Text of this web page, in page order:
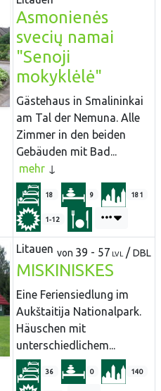
Asmonienės
svecių namai
"Senoji
mokyklėlė"
Gästehaus in Smalininkai
am Tal der Nemuna. Alle
Zimmer in den beiden
Gebäuden mit Bad...
mehr
18 9 181
1-12
Litauen von 39 - 57 LVL /DBL
MISKINISKES
Eine Feriensiedlung im
Aukštaitija Nationalpark.
Häuschen mit
unterschiedlichem...
36 0 140